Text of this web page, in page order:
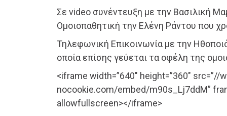
Σε video συνέντευξη με την Βασιλική
Ομοιοπαθητική την Ελένη Ράντου που
Τηλεφωνική Επικοινωνία με την
οποία επίσης γεύεται τα οφέλη της
<iframe width=”640″ height=”360″ src=”//
nocookie.com/embed/m90s_Lj7ddM”
allowfullscreen></iframe>